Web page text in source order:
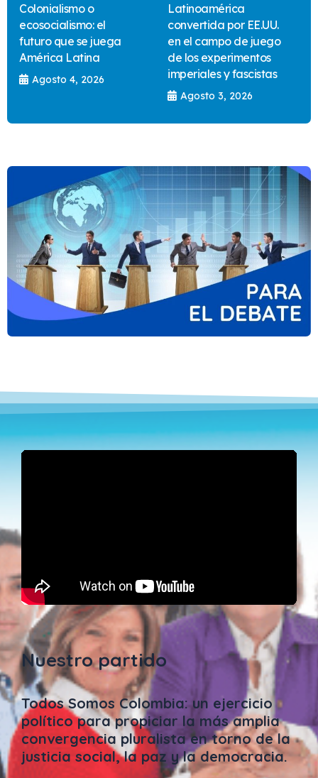
Colonialismo o
ecosocialismo: el
futuro que se juega
América Latina
Agosto 4, 2026
Latinoamérica
convertida por EE.UU.
en el campo de juego
de los experimentos
imperiales y fascistas
Agosto 3, 2026
Nuestro partido
Todos Somos Colombia: un ejercicio
político para propiciar la más amplia
convergencia pluralista en torno de la
justicia social, la paz y la democracia.